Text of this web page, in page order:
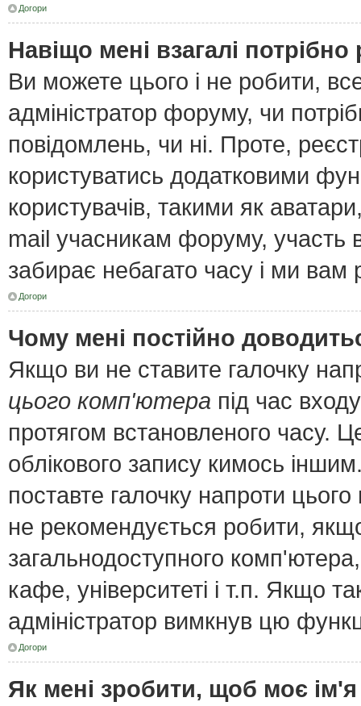
Догори
Навіщо мені взагалі
Ви можете цього і не робити,
адміністратор форуму, чи
повідомлень, чи ні. Проте,
користуватись додатковими
користувачів, такими як
mail учасникам форуму, участь
забирає небагато часу і ми
Догори
Чому мені постійно
Якщо ви не ставите галочку
цього комп'ютера під час
протягом встановленого часу.
облікового запису кимось
поставте галочку напроти
не рекомендується робити,
загальнодоступного
кафе, університеті і т.п. Якщо
адміністратор вимкнув цю
Догори
Як мені зробити, щоб моє